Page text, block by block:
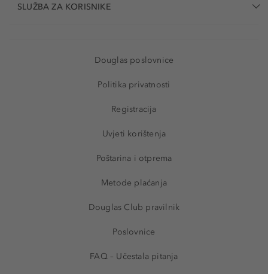
SLUŽBA ZA KORISNIKE
Douglas poslovnice
Politika privatnosti
Registracija
Uvjeti korištenja
Poštarina i otprema
Metode plaćanja
Douglas Club pravilnik
Poslovnice
FAQ – Učestala pitanja